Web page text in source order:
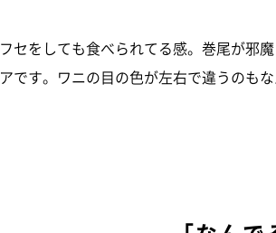
フセをしても食べられてる感。巻尾が邪
アです。ワニの目の色が左右で違うのも